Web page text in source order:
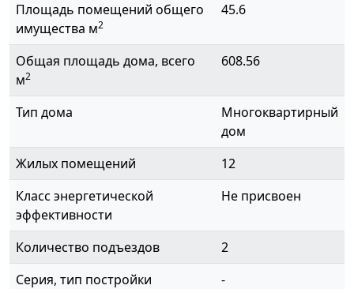
Площадь помещений общего
имущества м2
45.6
Общая площадь дома, всего
м2
608.56
Тип дома
Многоквартирный
дом
Жилых помещений
12
Класс энергетической
эффективности
Не присвоен
Количество подъездов
2
Серия, тип постройки
-